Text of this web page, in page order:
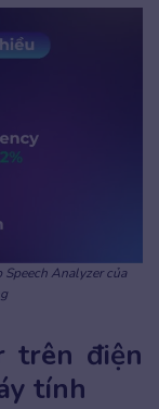
Analyzer của
trên điện
tính